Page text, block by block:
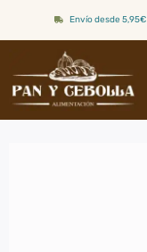
Envío desde